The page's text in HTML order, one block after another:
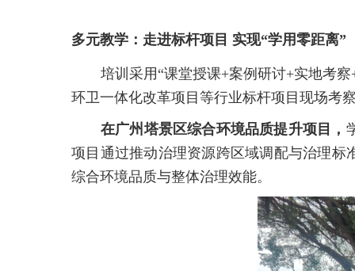
多元教学：走进标杆项目 实现“学用零距离”
培训采用“课堂授课+案例研讨+实地考
环卫一体化改革项目等行业标杆项目现场考
在广州塔景区综合环境品质提升项目，
项目通过推动治理资源跨区域调配与治理标
综合环境品质与整体治理效能。